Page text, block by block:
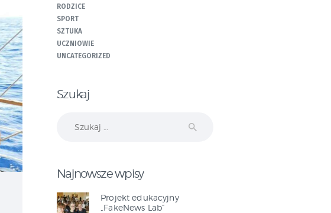
RODZICE
SPORT
SZTUKA
UCZNIOWIE
UNCATEGORIZED
Szukaj
Najnowsze wpisy
Projekt edukacyjny
„FakeNews Lab”